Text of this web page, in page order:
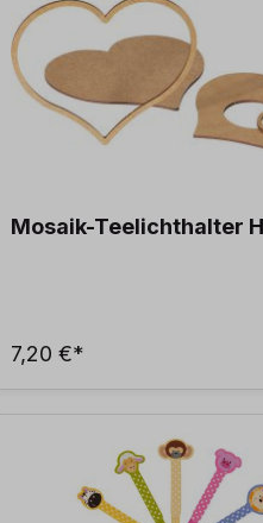
Mosaik-Teelichthalter
7,20 €*